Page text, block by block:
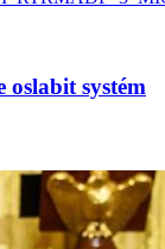
oslabit systém